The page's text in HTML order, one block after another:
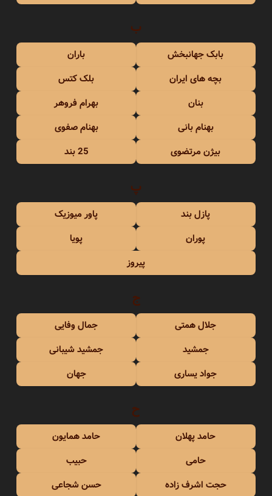
ب
بابک جهانبخش
باران
بچه های ایران
بلک کتس
بنان
بهرام فروهر
بهنام بانی
بهنام صفوی
بیژن مرتضوی
25 بند
پ
پازل بند
پاور میوزیک
پوران
پویا
پیروز
ج
جلال همتی
جمال وفایی
جمشید
جمشید شیبانی
جواد یساری
جهان
ح
حامد پهلان
حامد همایون
حامی
حبیب
حجت اشرف زاده
حسن شجاعی